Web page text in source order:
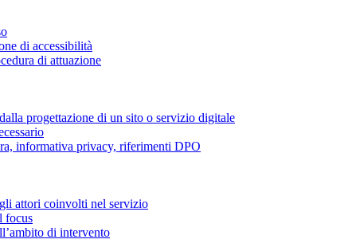
di accessibilità
di attuazione
progettazione di un sito o servizio digitale
informativa privacy, riferimenti DPO
attori coinvolti nel servizio
focus
di intervento